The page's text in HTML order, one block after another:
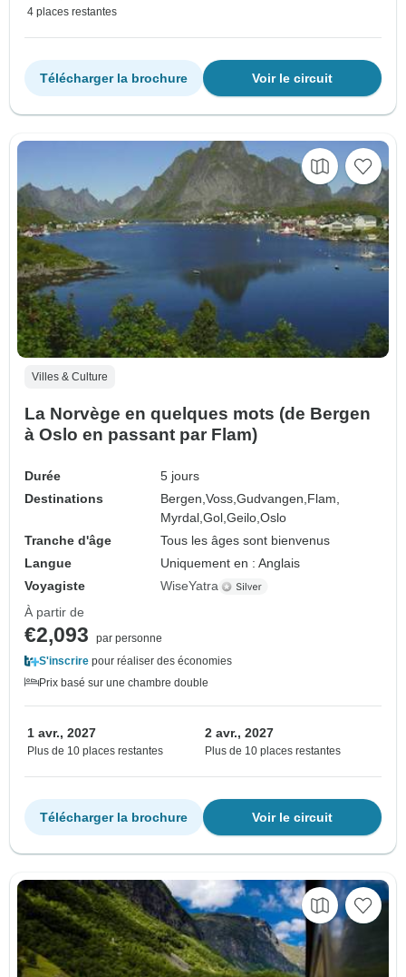
4 places restantes
Voir le circuit
Télécharger la brochure
Villes & Culture
La Norvège en quelques mots (de Bergen
à Oslo en passant par Flam)
Durée
5 jours
Destinations
Bergen,Voss,Gudvangen,Flam,
Myrdal,Gol,Geilo,Oslo
Tranche d'âge
Tous les âges sont bienvenus
Langue
Uniquement en : Anglais
Voyagiste
WiseYatra
À partir de
€2,093
par personne
S'inscrire pour réaliser des économies
Prix basé sur une chambre double
1 avr., 2027
Plus de 10 places restantes
2 avr., 2027
Plus de 10 places restantes
Voir le circuit
Télécharger la brochure